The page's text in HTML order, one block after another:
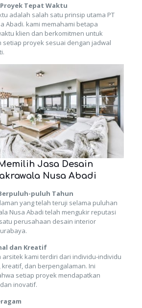
Tepat Waktu
adalah salah satu prinsip utama PT
Abadi. kami memahami betapa
klien dan berkomitmen untuk
setiap proyek sesuai dengan jadwal
Jasa Desain
Nusa Abadi
puluh Tahun
yang telah teruji selama puluhan
Nusa Abadi telah mengukir reputasi
perusahaan desain interior
dan Kreatif
arsitek kami terdiri dari individu-individu
dan berpengalaman. Ini
setiap proyek mendapatkan
inovatif.